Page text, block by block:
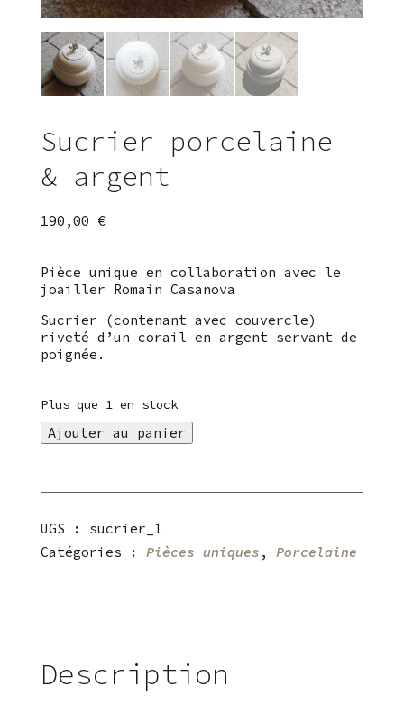
Sucrier porcelaine
& argent
190,00 €
Pièce unique en collaboration avec le
joailler Romain Casanova
Sucrier (contenant avec couvercle)
riveté d’un corail en argent servant de
poignée.
Plus que 1 en stock
quantité
de
&
Ajouter au panier
UGS : sucrier_1
Catégories : Pièces uniques , Porcelaine
Description